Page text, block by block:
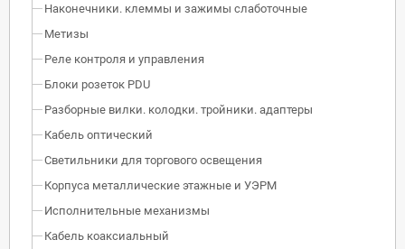
Наконечники. клеммы и зажимы слаботочные
Метизы
Реле контроля и управления
Блоки розеток PDU
Разборные вилки. колодки. тройники. адаптеры
Кабель оптический
Светильники для торгового освещения
Корпуса металлические этажные и УЭРМ
Исполнительные механизмы
Кабель коаксиальный